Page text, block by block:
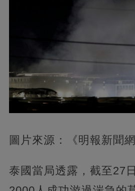
圖片來源：《明報新聞網
泰國當局透露，截至27